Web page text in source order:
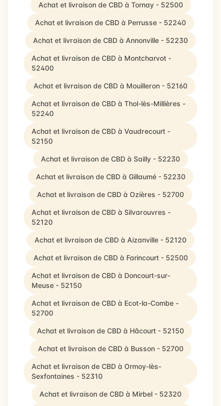
Achat et livraison de CBD à Tornay - 52500
Achat et livraison de CBD à Perrusse - 52240
Achat et livraison de CBD à Annonville - 52230
Achat et livraison de CBD à Montcharvot -
52400
Achat et livraison de CBD à Mouilleron - 52160
Achat et livraison de CBD à Thol-lès-Millières -
52240
Achat et livraison de CBD à Vaudrecourt -
52150
Achat et livraison de CBD à Sailly - 52230
Achat et livraison de CBD à Gillaumé - 52230
Achat et livraison de CBD à Ozières - 52700
Achat et livraison de CBD à Silvarouvres -
52120
Achat et livraison de CBD à Aizanville - 52120
Achat et livraison de CBD à Farincourt - 52500
Achat et livraison de CBD à Doncourt-sur-
Meuse - 52150
Achat et livraison de CBD à Ecot-la-Combe -
52700
Achat et livraison de CBD à Hâcourt - 52150
Achat et livraison de CBD à Busson - 52700
Achat et livraison de CBD à Ormoy-lès-
Sexfontaines - 52310
Achat et livraison de CBD à Mirbel - 52320